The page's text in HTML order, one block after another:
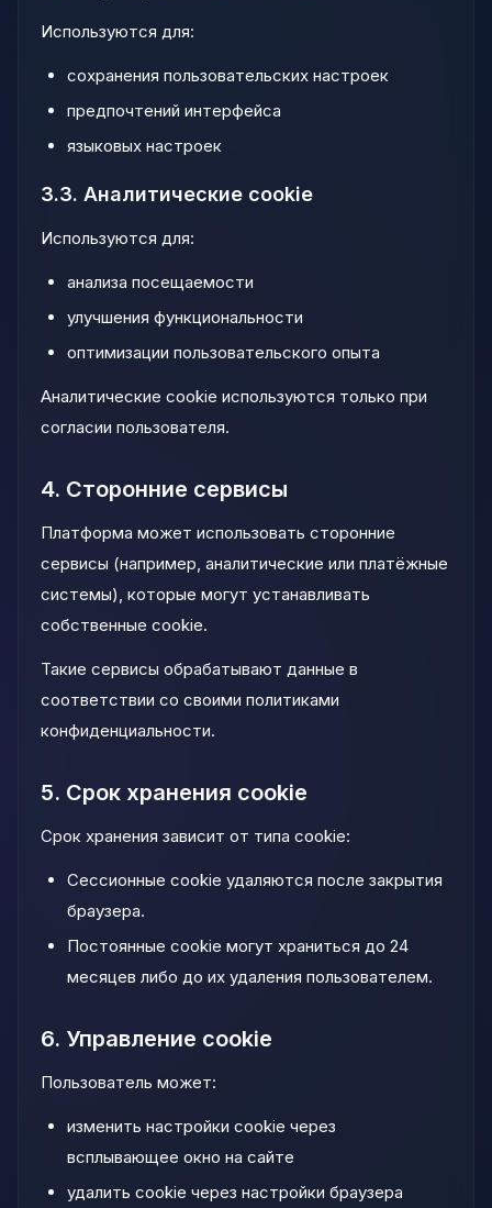
Используются для:
сохранения пользовательских настроек
предпочтений интерфейса
языковых настроек
3.3. Аналитические cookie
Используются для:
анализа посещаемости
улучшения функциональности
оптимизации пользовательского опыта
Аналитические cookie используются только при
согласии пользователя.
4. Сторонние сервисы
Платформа может использовать сторонние
сервисы (например, аналитические или платёжные
системы), которые могут устанавливать
собственные cookie.
Такие сервисы обрабатывают данные в
соответствии со своими политиками
конфиденциальности.
5. Срок хранения cookie
Срок хранения зависит от типа cookie:
Сессионные cookie удаляются после закрытия
браузера.
Постоянные cookie могут храниться до 24
месяцев либо до их удаления пользователем.
6. Управление cookie
Пользователь может:
изменить настройки cookie через
всплывающее окно на сайте
удалить cookie через настройки браузера